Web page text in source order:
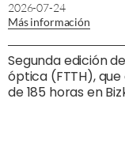
2026-07-24
Más información
Segunda edición
óptica (FTTH),
de 185 horas en